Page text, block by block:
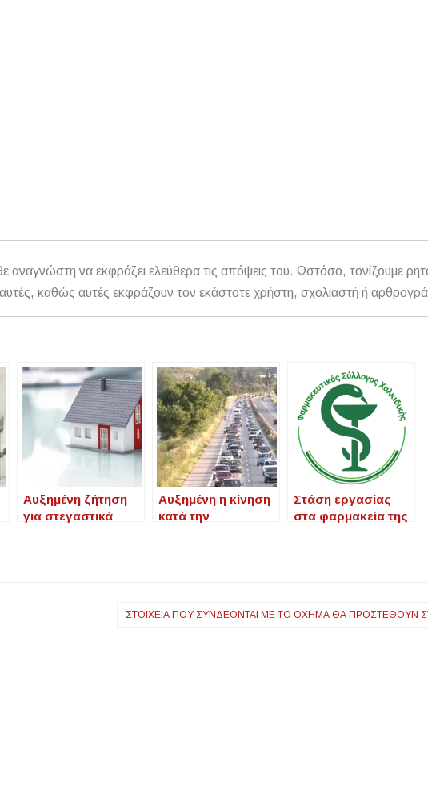
να εκφράζει ελεύθερα τις απόψεις του. Ωστόσο, τονίζουμε
αυτές, καθώς αυτές εκφράζουν τον εκάστοτε χρήστη, σχολιαστή ή
Αυξημένη ζήτηση
για στεγαστικά
Αυξημένη η κίνηση
κατά την
Στάση εργασίας
στα φαρμακεία της
ΣΤΟΙΧΕΊΑ ΠΟΥ ΣΥΝΔΈΟΝΤΑΙ ΜΕ ΤΟ ΌΧΗΜΑ ΘΑ ΠΡΟΣΤΕΘΟΎΝ